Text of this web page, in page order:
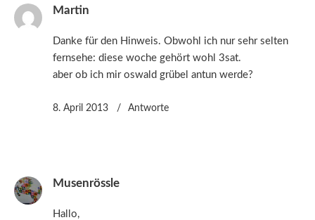
Martin
Danke für den Hinweis. Obwohl ich nur sehr selten
fernsehe: diese woche gehört wohl 3sat.
aber ob ich mir oswald grübel antun werde?
8. April 2013 Antworte
Musenrössle
Hallo,